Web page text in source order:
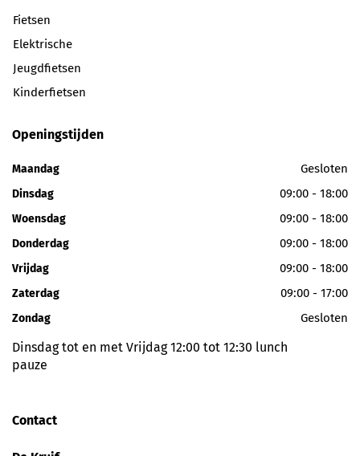
Fietsen
Elektrische
Jeugdfietsen
Kinderfietsen
Openingstijden
Maandag Gesloten
Dinsdag 09:00 - 18:00
Woensdag 09:00 - 18:00
Donderdag 09:00 - 18:00
Vrijdag 09:00 - 18:00
Zaterdag 09:00 - 17:00
Zondag Gesloten
Dinsdag tot en met Vrijdag 12:00 tot 12:30 lunch
pauze
Contact